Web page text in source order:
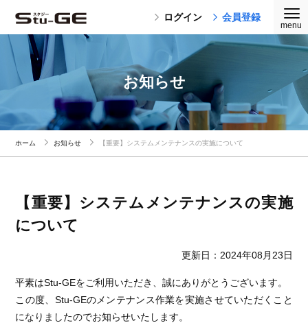
ログイン 会員登録
お知らせ
ホーム お知らせ 【重要】システムメンテナンスの実施について
【重要】システムメンテナンスの実施
について
更新日：2024年08月23日
平素はStu-GEをご利用いただき、誠にありがとうございます。
この度、Stu-GEのメンテナンス作業を実施させていただくこと
になりましたのでお知らせいたします。